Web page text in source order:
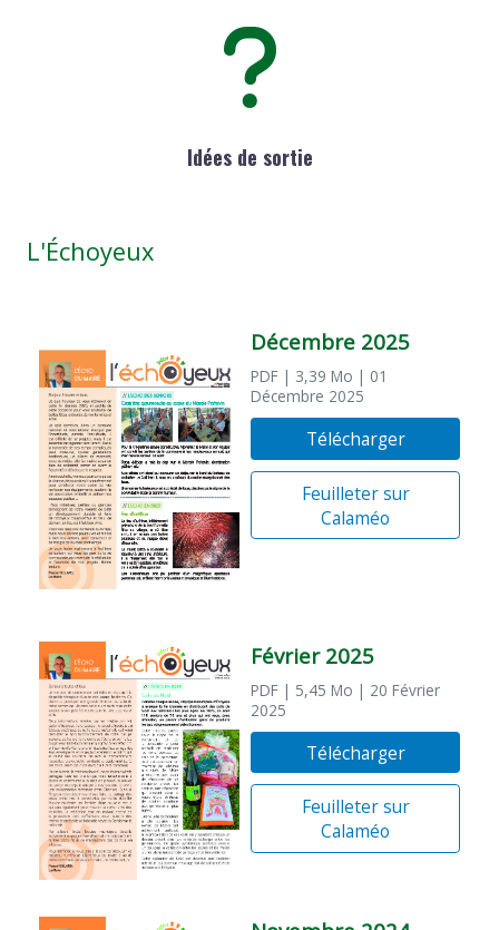
Idées de sortie
L'Échoyeux
Décembre 2025
PDF | 3,39 Mo | 01
Décembre 2025
Télécharger
Feuilleter sur
Calaméo
Février 2025
PDF | 5,45 Mo | 20 Février
2025
Télécharger
Feuilleter sur
Calaméo